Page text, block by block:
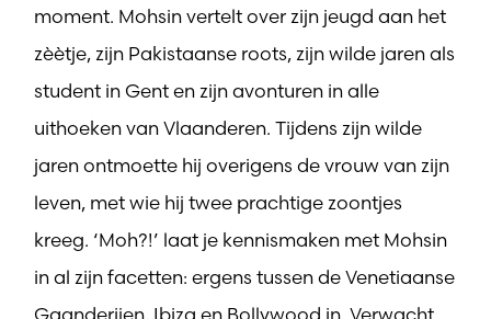
moment. Mohsin vertelt over zijn jeugd aan het
zèètje, zijn Pakistaanse roots, zijn wilde jaren als
student in Gent en zijn avonturen in alle
uithoeken van Vlaanderen. Tijdens zijn wilde
jaren ontmoette hij overigens de vrouw van zijn
leven, met wie hij twee prachtige zoontjes
kreeg. ‘Moh?!’ laat je kennismaken met Mohsin
in al zijn facetten: ergens tussen de Venetiaanse
Gaanderijen, Ibiza en Bollywood in. Verwacht